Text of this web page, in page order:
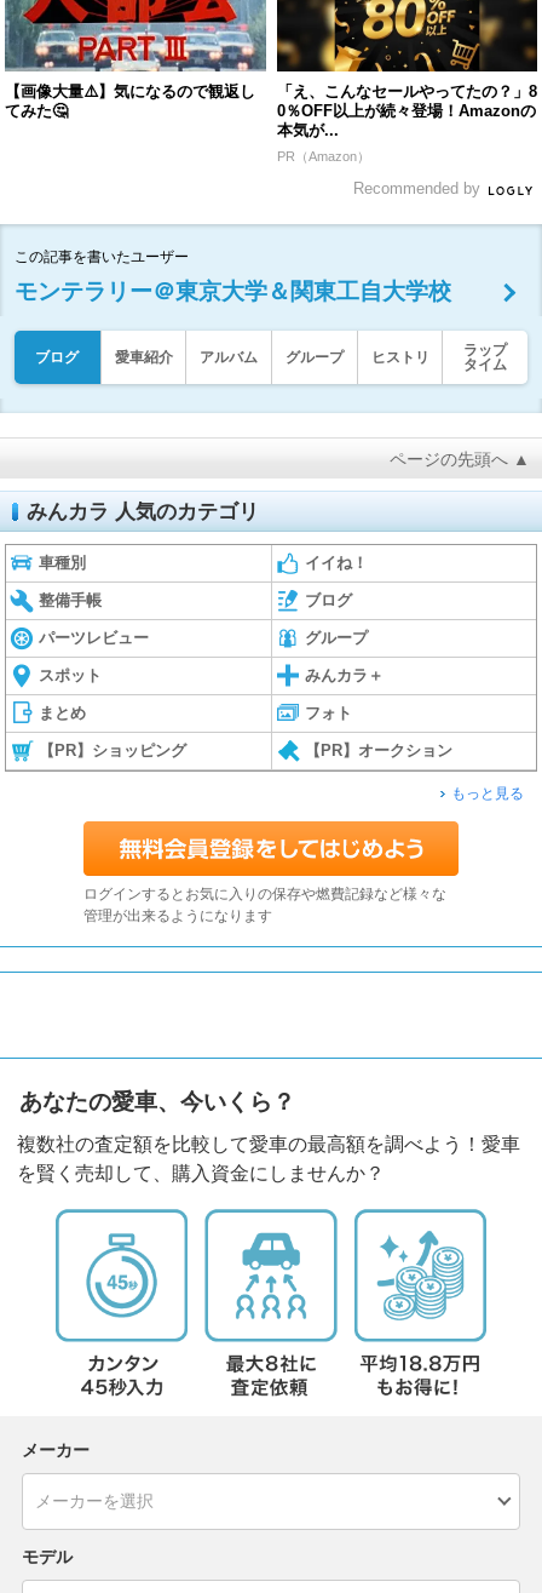
【画像大量⚠️】気になるので観返し
てみた🤔
「え、こんなセールやってたの？」8
0％OFF以上が続々登場！Amazonの
本気が...
PR（Amazon）
Recommended by
この記事を書いたユーザー
モンテラリー＠東京大学＆関東工自大学校
ブログ 愛車紹介 アルバム グループ ヒストリ
ラップ
タイム
ページの先頭へ ▲
みんカラ 人気のカテゴリ
車種別 イイね！
整備手帳 ブログ
パーツレビュー グループ
スポット みんカラ＋
まとめ フォト
【PR】ショッピング 【PR】オークション
もっと見る
ログインするとお気に入りの保存や燃費記録など様々な
管理が出来るようになります
あなたの愛車、今いくら？
複数社の査定額を比較して愛車の最高額を調べよう！愛車
を賢く売却して、購入資金にしませんか？
メーカー
モデル